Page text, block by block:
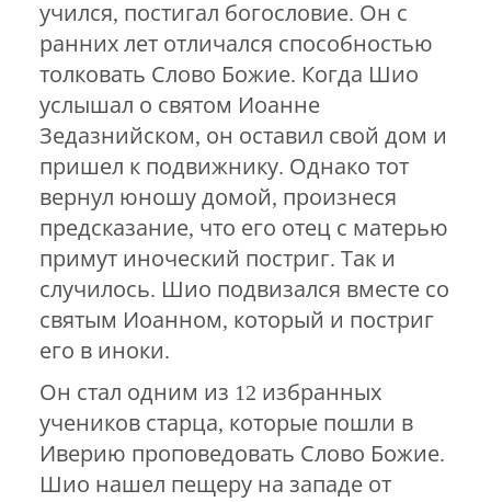
учился, постигал богословие. Он с
ранних лет отличался способностью
толковать Слово Божие. Когда Шио
услышал о святом Иоанне
Зедазнийском, он оставил свой дом и
пришел к подвижнику. Однако тот
вернул юношу домой, произнеся
предсказание, что его отец с матерью
примут иноческий постриг. Так и
случилось. Шио подвизался вместе со
святым Иоанном, который и постриг
его в иноки.
Он стал одним из 12 избранных
учеников старца, которые пошли в
Иверию проповедовать Слово Божие.
Шио нашел пещеру на западе от